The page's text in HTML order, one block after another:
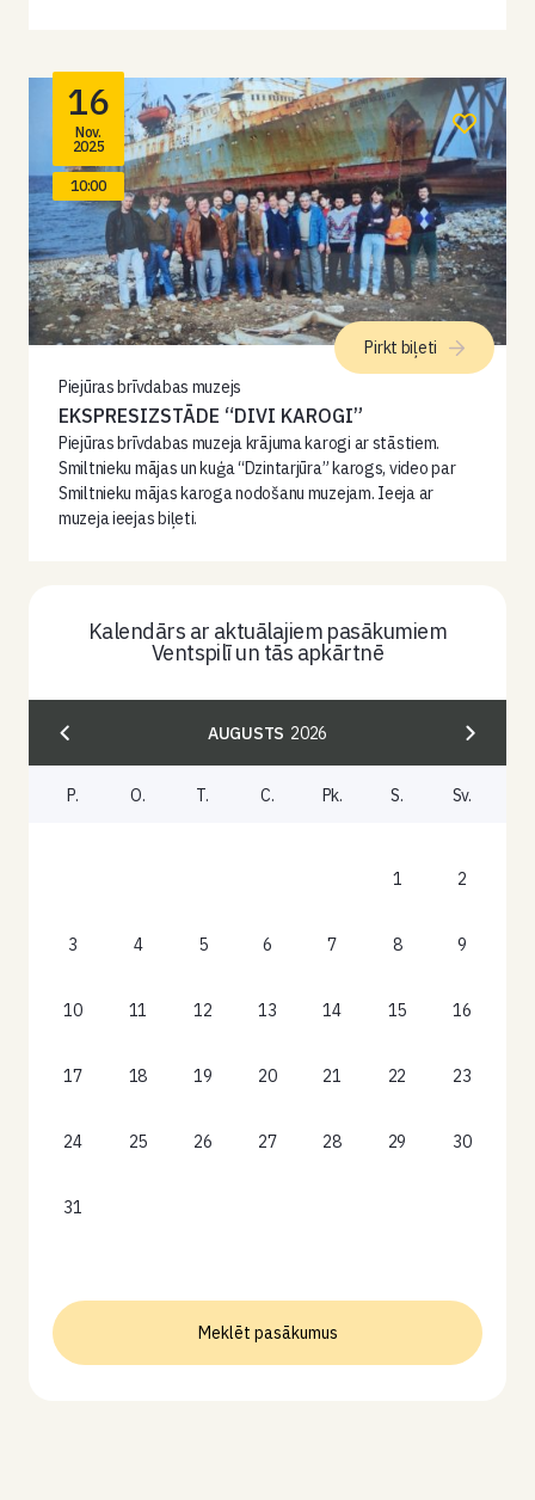
16
Nov.
2025
10:00
Piejūras brīvdabas muzejs
EKSPRESIZSTĀDE “DIVI KAROGI”
Piejūras brīvdabas muzeja krājuma karogi ar stāstiem.
Smiltnieku mājas un kuģa “Dzintarjūra” karogs, video par
Smiltnieku mājas karoga nodošanu muzejam. Ieeja ar
muzeja ieejas biļeti.
Pirkt biļeti
Kalendārs ar aktuālajiem pasākumiem
Ventspilī un tās apkārtnē
AUGUSTS 2026
P. O. T. C. Pk. S. Sv.
1 2
3 4 5 6 7 8 9
10 11 12 13 14 15 16
17 18 19 20 21 22 23
24 25 26 27 28 29 30
31
Meklēt pasākumus